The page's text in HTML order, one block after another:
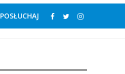
POSŁUCHAJ